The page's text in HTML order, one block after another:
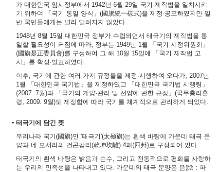
가 대한민국 임시정부에서 1942년 6월 29일 국기 제작법을 일치시키
기 위하여 「국기 통일 양식」(國旗統一樣式)을 제정·공포하였지만 일
반 국민들에게는 널리 알려지지 않았다.
1948년 8월 15일 대한민국 정부가 수립되면서 태극기의 제작법을 통
일할 필요성이 커짐에 따라, 정부는 1949년 1월 「국기 시정위원회」
(國旗是正委員會)를 구성하여 그 해 10월 15일에 「국기 제작법 고
시」를 확정·발표하였다.
이후, 국기에 관한 여러 가지 규정들을 제정·시행하여 오다가, 2007년
1월 「대한민국 국기법」을 제정하였고 「대한민국 국기법 시행령」
(2007. 7월)과 「국기의 게양·관리 및 선양에 관한 규정」(국무총리훈
령, 2009. 9월)도 제정함에 따라 국기를 체계적으로 관리하게 되었다.
태극기에 담긴 뜻
우리나라 국기(國旗)인 '태극기'(太極旗)는 흰색 바탕에 가운데 태극 문
양과 네 모서리의 건곤감리(乾坤坎離) 4괘(四卦)로 구성되어 있다.
태극기의 흰색 바탕은 밝음과 순수, 그리고 전통적으로 평화를 사랑하
는 우리의 민족성을 나타내고 있다. 가운데의 태극 문양은 음(陰 : 파